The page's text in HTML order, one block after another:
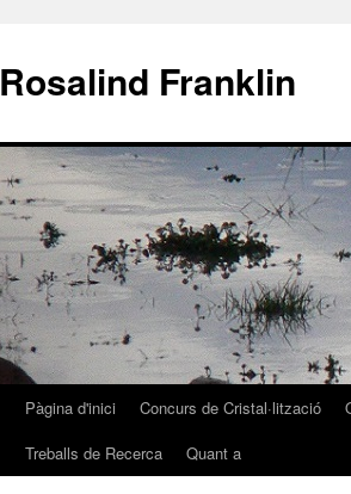
Rosalind Franklin
VésPàgina d'inici Concurs de Cristal·lització
Treballs de Recerca
Quant a